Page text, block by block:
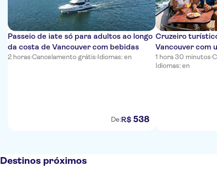
Passeio de iate só para adultos ao longo
da costa de Vancouver com bebidas
2 horas·Cancelamento grátis·Idiomas: en
De:R$ 538
Cruzeiro
Vancouver com
1 hora 30 minutos·
Idiomas: en
Destinos próximos